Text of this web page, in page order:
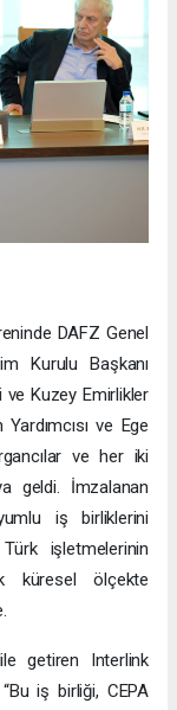
DAFZ Genel
Kurulu Başkanı
ve Kuzey Emirlikler
ve Ege
ve her iki
geldi. İmzalanan
iş birliklerini
Türk işletmelerinin
küresel ölçekte
getiren Interlink
iş birliği, CEPA